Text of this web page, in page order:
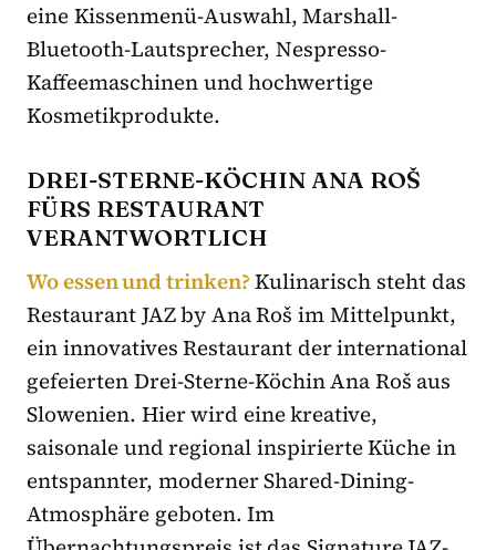
eine Kissenmenü-Auswahl, Marshall-
Bluetooth-Lautsprecher, Nespresso-
Kaffeemaschinen und hochwertige
Kosmetikprodukte.
DREI-STERNE-KÖCHIN ANA ROŠ
FÜRS RESTAURANT
VERANTWORTLICH
Wo essen und trinken?Kulinarisch steht das
Restaurant JAZ by Ana Roš im Mittelpunkt,
ein innovatives Restaurant der international
gefeierten Drei-Sterne-Köchin Ana Roš aus
Slowenien. Hier wird eine kreative,
saisonale und regional inspirierte Küche in
entspannter, moderner Shared-Dining-
Atmosphäre geboten. Im